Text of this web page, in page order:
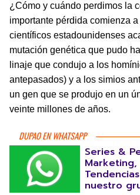
¿Cómo y cuándo perdimos la
importante pérdida comienza
científicos estadounidenses
mutación genética que pudo
linaje que condujo a los
antepasados) y a los simios
un gen que se produjo en un
veinte millones de años.
DUPAO EN WHATSAPP
Series &
nuestro